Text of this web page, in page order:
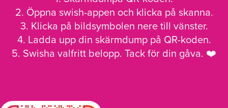
2. Öppna swish-appen och klicka på skanna.
3. Klicka på bildsymbolen nere till vänster.
4. Ladda upp din skärmdump på QR-koden.
5. Swisha valfritt belopp. Tack för din gåva. ❤️